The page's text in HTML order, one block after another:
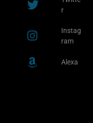
r
Instag
ram
Alexa